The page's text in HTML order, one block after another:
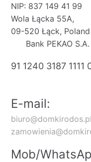
NIP: 837 149 41 99
Wola Łącka 55A,
09-520
Bank PEKAO S.A.
91 1240 3187 1111
E-mail:
biuro@domkirodos.pl
Mob/